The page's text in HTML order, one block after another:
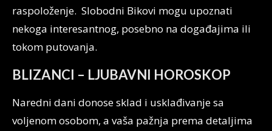
raspoloženje. Slobodni Bikovi mogu upoznati
nekoga interesantnog, posebno na događajima ili
tokom putovanja.
BLIZANCI – LJUBAVNI HOROSKOP
Naredni dani donose sklad i usklađivanje sa
voljenom osobom, a vaša pažnja prema detaljima